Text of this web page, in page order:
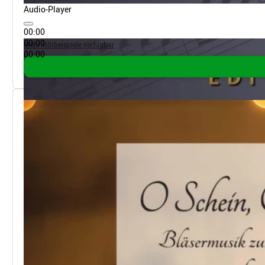
Audio-Player
00:00
00:00
00:00
Mehr Hörbeispiele verfügbar